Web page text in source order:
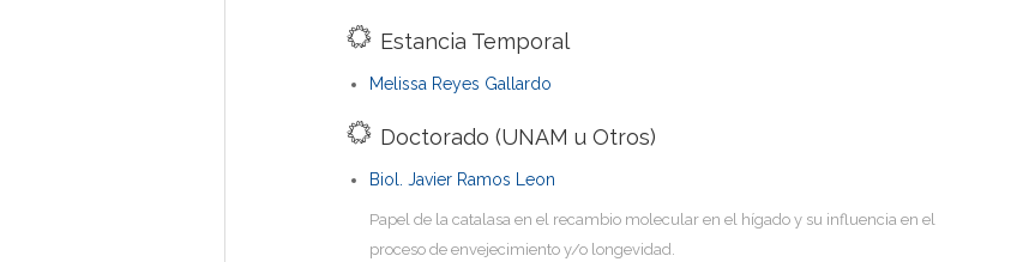
Estancia Temporal
Melissa Reyes Gallardo
Doctorado (UNAM u Otros)
Biol. Javier Ramos Leon
Papel de la catalasa en el recambio molecular en el hígado y su influencia en el
proceso de envejecimiento y/o longevidad.